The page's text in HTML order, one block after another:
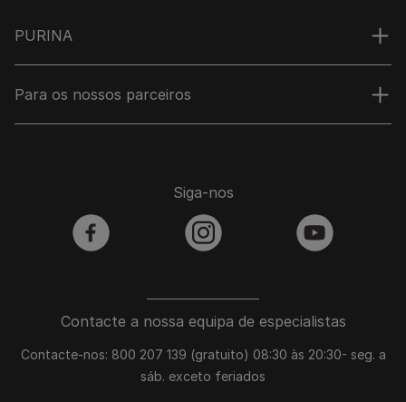
PURINA
Para os nossos parceiros
Contacte a nossa equipa de especialistas
Contacte-nos: 800 207 139 (gratuito) 08:30 às 20:30- seg. a
sáb. exceto feriados
Siga-nos
facebook instagram youtube